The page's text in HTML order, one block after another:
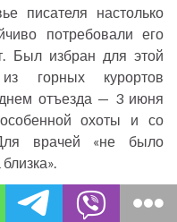
писателя настолько
потребовали его
Был избран для этой
горных курортов
отъезда — 3 июня
охоты и со
врачей «не было
(июнь 1904 г.)